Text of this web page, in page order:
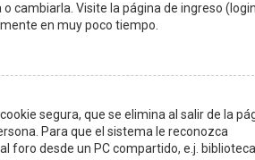
cambiarla. Visite la página de ingreso
en muy poco tiempo.
segura, que se elimina al salir de la
Para que el sistema le reconozca
foro desde un PC compartido, e.j.